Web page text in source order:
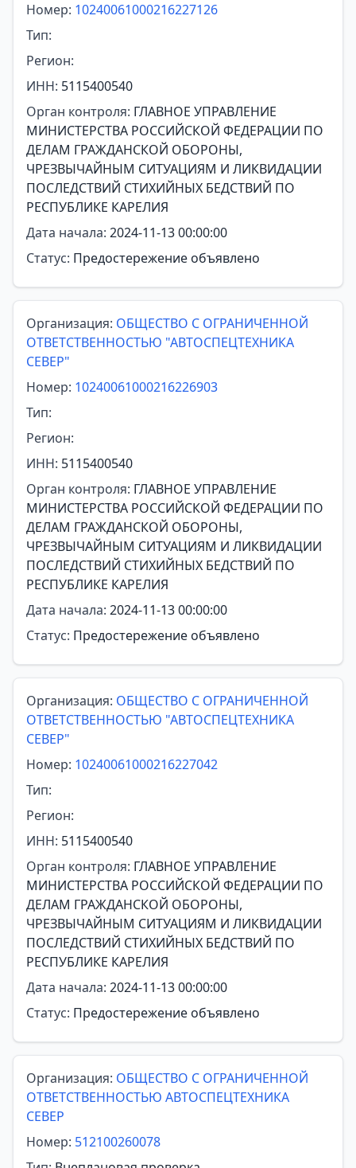
Номер: 10240061000216227126
Тип:
Регион:
ИНН: 5115400540
Орган контроля: ГЛАВНОЕ УПРАВЛЕНИЕ
МИНИСТЕРСТВА РОССИЙСКОЙ ФЕДЕРАЦИИ ПО
ДЕЛАМ ГРАЖДАНСКОЙ ОБОРОНЫ,
ЧРЕЗВЫЧАЙНЫМ СИТУАЦИЯМ И ЛИКВИДАЦИИ
ПОСЛЕДСТВИЙ СТИХИЙНЫХ БЕДСТВИЙ ПО
РЕСПУБЛИКЕ КАРЕЛИЯ
Дата начала: 2024-11-13 00:00:00
Статус: Предостережение объявлено
Организация: ОБЩЕСТВО С ОГРАНИЧЕННОЙ
ОТВЕТСТВЕННОСТЬЮ "АВТОСПЕЦТЕХНИКА
СЕВЕР"
Номер: 10240061000216226903
Тип:
Регион:
ИНН: 5115400540
Орган контроля: ГЛАВНОЕ УПРАВЛЕНИЕ
МИНИСТЕРСТВА РОССИЙСКОЙ ФЕДЕРАЦИИ ПО
ДЕЛАМ ГРАЖДАНСКОЙ ОБОРОНЫ,
ЧРЕЗВЫЧАЙНЫМ СИТУАЦИЯМ И ЛИКВИДАЦИИ
ПОСЛЕДСТВИЙ СТИХИЙНЫХ БЕДСТВИЙ ПО
РЕСПУБЛИКЕ КАРЕЛИЯ
Дата начала: 2024-11-13 00:00:00
Статус: Предостережение объявлено
Организация: ОБЩЕСТВО С ОГРАНИЧЕННОЙ
ОТВЕТСТВЕННОСТЬЮ "АВТОСПЕЦТЕХНИКА
СЕВЕР"
Номер: 10240061000216227042
Тип:
Регион:
ИНН: 5115400540
Орган контроля: ГЛАВНОЕ УПРАВЛЕНИЕ
МИНИСТЕРСТВА РОССИЙСКОЙ ФЕДЕРАЦИИ ПО
ДЕЛАМ ГРАЖДАНСКОЙ ОБОРОНЫ,
ЧРЕЗВЫЧАЙНЫМ СИТУАЦИЯМ И ЛИКВИДАЦИИ
ПОСЛЕДСТВИЙ СТИХИЙНЫХ БЕДСТВИЙ ПО
РЕСПУБЛИКЕ КАРЕЛИЯ
Дата начала: 2024-11-13 00:00:00
Статус: Предостережение объявлено
Организация: ОБЩЕСТВО С ОГРАНИЧЕННОЙ
ОТВЕТСТВЕННОСТЬЮ АВТОСПЕЦТЕХНИКА
СЕВЕР
Номер: 512100260078